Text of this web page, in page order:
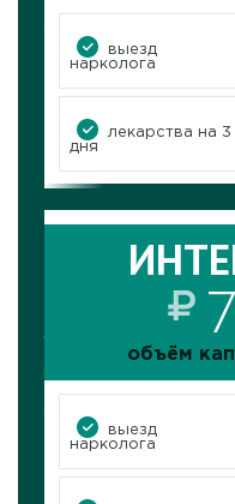
выезд
нарколога
лекарства на 3
дня
объём
выезд
нарколога
объём